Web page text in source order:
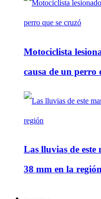
Motociclista
causa de un perro
Las lluvias de este
38 mm en la